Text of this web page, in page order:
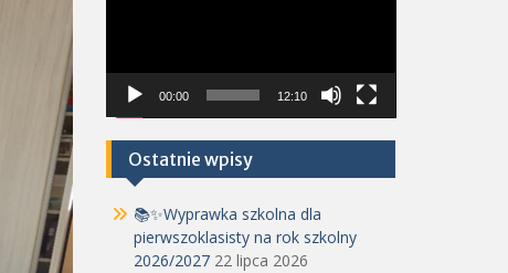
00:00 12:10
Ostatnie wpisy
📚✨Wyprawka szkolna dla
pierwszoklasisty na rok szkolny
2026/2027 22 lipca 2026